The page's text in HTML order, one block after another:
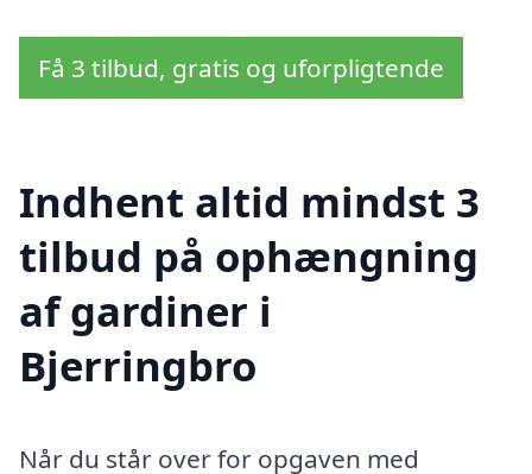
Få 3 tilbud, gratis og uforpligtende
Indhent altid mindst 3
tilbud på ophængning
af gardiner i
Bjerringbro
Når du står over for opgaven med